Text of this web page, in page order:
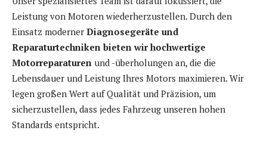
Leistung von Motoren wiederherzustellen. Durch den
Einsatz moderner Diagnosegeräte und
Reparaturtechniken bieten wir hochwertige
Motorreparaturen und -überholungen an, die die
Lebensdauer und Leistung Ihres Motors maximieren. Wir
legen großen Wert auf Qualität und Präzision, um
sicherzustellen, dass jedes Fahrzeug unseren hohen
Standards entspricht.